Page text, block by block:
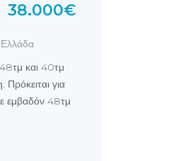
38.000€
48τμ και 40τμ
για
εμβαδόν 48τμ